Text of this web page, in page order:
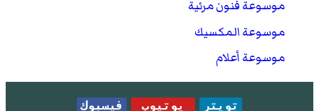
موسوعة فنون مرئية
موسوعة المكسيك
موسوعة أعلام
تويتر يوتيوب فيسبوك